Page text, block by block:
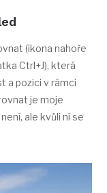
(ikona nahoře
Ctrl+J), která
a pozici v rámci
je moje
ale kvůli ní se